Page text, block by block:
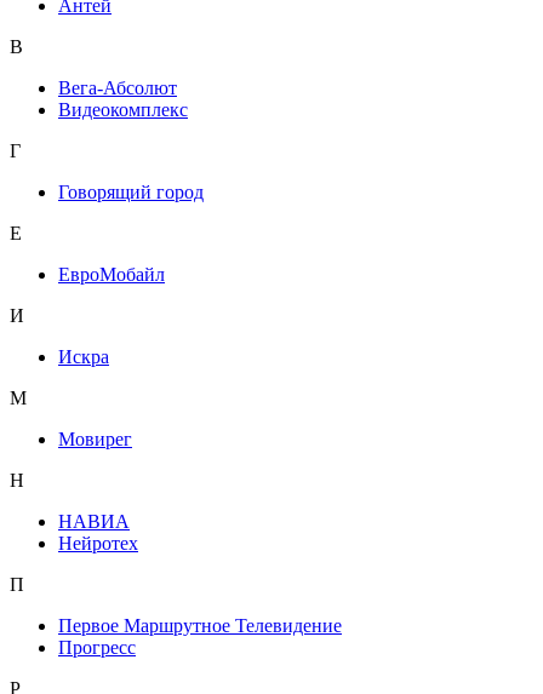
Антей
В
Вега-Абсолют
Видеокомплекс
Г
Говорящий город
Е
ЕвроМобайл
И
Искра
М
Мовирег
Н
НАВИА
Нейротех
П
Первое Маршрутное Телевидение
Прогресс
Р